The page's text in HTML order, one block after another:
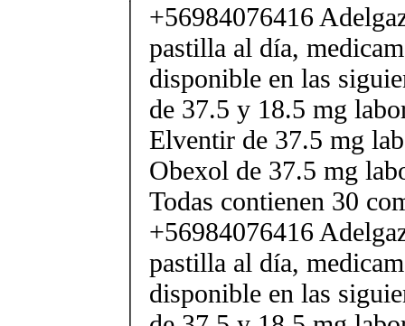
+56984076416
pastilla al día,
disponible en las
de 37.5 y 18.5 mg
Elventir de 37.5 mg
Obexol de 37.5 mg
Todas contienen 30
+56984076416
pastilla al día,
disponible en las